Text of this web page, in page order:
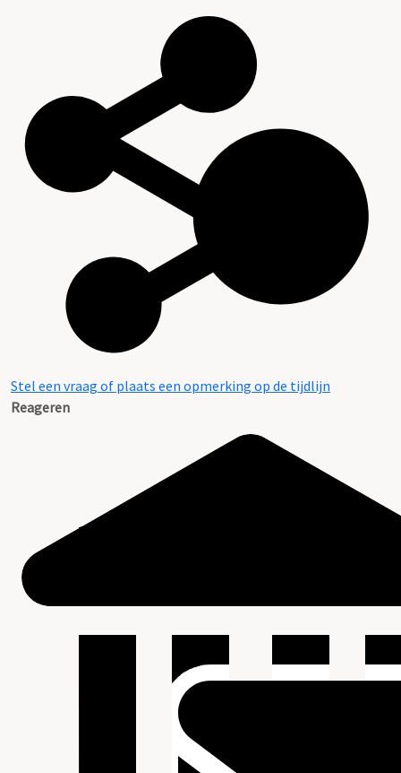
Stel een vraag of plaats een opmerking op de tijdlijn
Reageren